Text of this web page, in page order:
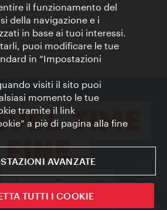
dei dati
il funzionamento del
della navigazione e i
in base ai tuoi interessi.
puoi modificare le tue
in “Impostazioni
visiti il sito puoi
momento le tue
tramite il link
a piè di pagina alla fine
AVANZATE
TUTTI I COOKIE